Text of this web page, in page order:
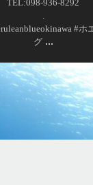
island.message
はいさ〜い！
校の修学旅行～体験ダ
1日目は呼吸の練習！！！
不思議な遊びはどうだ
チームはカメも見れて
ーツ科なので運動神経抜群
、2日間とも船出せた
ビングできるのは羨ま
なかなかできない経験
少し足を入れただけな
ライセンス取得して遊
12月 1